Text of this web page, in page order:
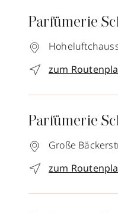
Parfümerie
zum
Parfümerie
Große
zum